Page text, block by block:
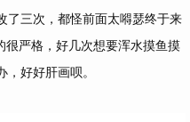
了三次，都怪前面太嘚瑟终于来
很严格，好几次想要浑水摸鱼摸
好好肝画呗。